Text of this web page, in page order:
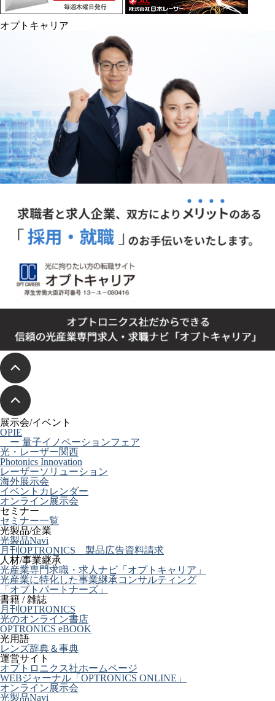
オプトキャリア
展示会/イベント
OPIE
ー 量子イノベーションフェア
光・レーザー関西
Photonics Innovation
レーザーソリューション
海外展示会
イベントカレンダー
オンライン展示会
セミナー
セミナー一覧
光製品/企業
光製品Navi
月刊OPTRONICS 製品広告資料請求
人材/事業継承
光産業専門求職・求人ナビ「オプトキャリア」
光産業に特化した事業継承コンサルティング
「オプトパートナーズ」
書籍 / 雑誌
月刊OPTRONICS
光のオンライン書店
OPTRONICS eBOOK
光用語
レンズ辞典＆事典
運営サイト
オプトロニクス社ホームページ
WEBジャーナル「OPTRONICS ONLINE」
オンライン展示会
光製品Navi